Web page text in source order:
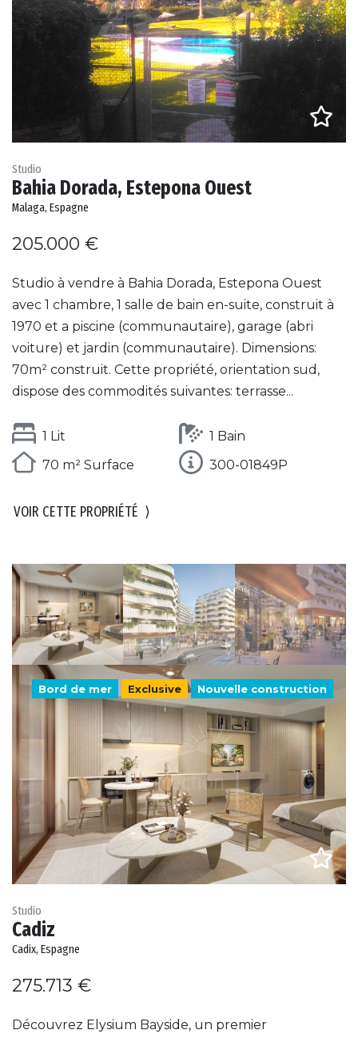
Studio
Bahia Dorada, Estepona Ouest
Malaga, Espagne
205.000 €
Studio à vendre à Bahia Dorada, Estepona Ouest
avec 1 chambre, 1 salle de bain en-suite, construit à
1970 et a piscine (communautaire), garage (abri
voiture) et jardin (communautaire). Dimensions:
70m² construit. Cette propriété, orientation sud,
dispose des commodités suivantes: terrasse...
1 Lit
1 Bain
70 m² Surface
300-01849P
VOIR CETTE PROPRIÉTÉ ⟩
Bord de mer Exclusive Nouvelle construction
Studio
Cadiz
Cadix, Espagne
275.713 €
Découvrez Elysium Bayside, un premier